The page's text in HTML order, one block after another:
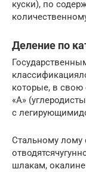
куски), по
Деление по
которые, в свою
«А»
с
Стальному лому
шлакам,